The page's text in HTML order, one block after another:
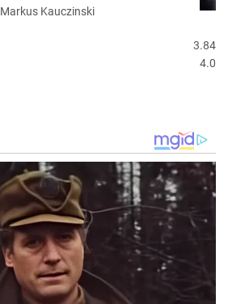
Markus Kauczinski
3.84
4.0